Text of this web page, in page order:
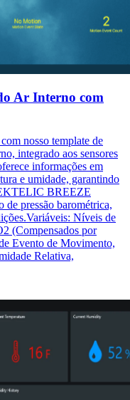
Ar Interno com
nosso template de
integrado aos sensores
informações em
e umidade, garantindo
BREEZE
de pressão barométrica,
Níveis de
(Compensados por
Evento de Movimento,
Relativa,